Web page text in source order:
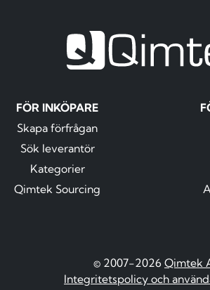
FÖR INKÖPARE
Skapa förfrågan
Sök leverantör
Kategorier
Qimtek Sourcing
© 2007-2026 Qimtek
Integritetspolicy och